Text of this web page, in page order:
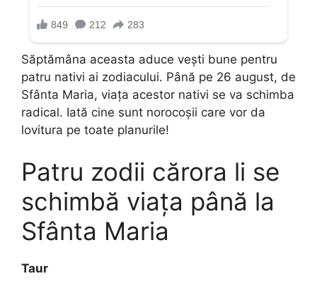
Săptămâna aceasta aduce vești bune pentru
patru nativi ai zodiacului. Până pe 26 august, de
Sfânta Maria, viața acestor nativi se va schimba
radical. Iată cine sunt norocoșii care vor da
lovitura pe toate planurile!
Patru zodii cărora li se
schimbă viața până la
Sfânta Maria
Taur